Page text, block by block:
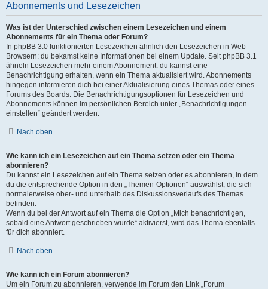
Abonnements und Lesezeichen
Was ist der Unterschied zwischen einem Lesezeichen und einem
Abonnements für ein Thema oder Forum?
In phpBB 3.0 funktionierten Lesezeichen ähnlich den Lesezeichen in Web-
Browsern: du bekamst keine Informationen bei einem Update. Seit phpBB 3.1
ähneln Lesezeichen mehr einem Abonnement: du kannst eine
Benachrichtigung erhalten, wenn ein Thema aktualisiert wird. Abonnements
hingegen informieren dich bei einer Aktualisierung eines Themas oder eines
Forums des Boards. Die Benachrichtigungsoptionen für Lesezeichen und
Abonnements können im persönlichen Bereich unter „Benachrichtigungen
einstellen“ geändert werden.
Nach oben
Wie kann ich ein Lesezeichen auf ein Thema setzen oder ein Thema
abonnieren?
Du kannst ein Lesezeichen auf ein Thema setzen oder es abonnieren, in dem
du die entsprechende Option in den „Themen-Optionen“ auswählst, die sich
normalerweise ober- und unterhalb des Diskussionsverlaufs des Themas
befinden.
Wenn du bei der Antwort auf ein Thema die Option „Mich benachrichtigen,
sobald eine Antwort geschrieben wurde“ aktivierst, wird das Thema ebenfalls
für dich abonniert.
Nach oben
Wie kann ich ein Forum abonnieren?
Um ein Forum zu abonnieren, verwende im Forum den Link „Forum